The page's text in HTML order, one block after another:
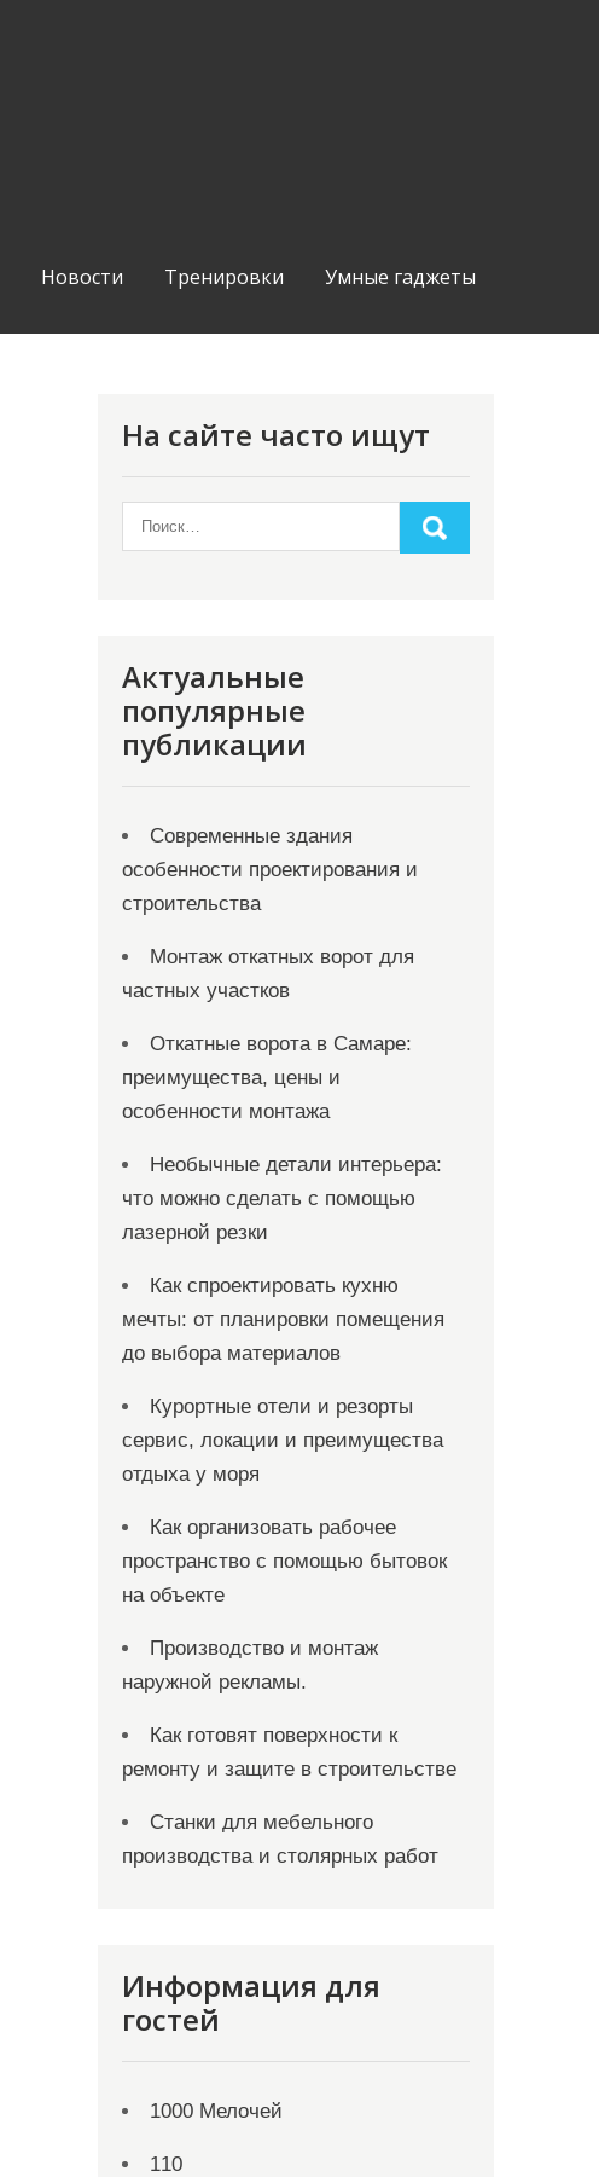
Новости Тренировки Умные гаджеты
На сайте часто ищут
Актуальные
популярные
публикации
Современные здания
особенности проектирования и
строительства
Монтаж откатных ворот для
частных участков
Откатные ворота в Самаре:
преимущества, цены и
особенности монтажа
Необычные детали интерьера:
что можно сделать с помощью
лазерной резки
Как спроектировать кухню
мечты: от планировки помещения
до выбора материалов
Курортные отели и резорты
сервис, локации и преимущества
отдыха у моря
Как организовать рабочее
пространство с помощью бытовок
на объекте
Производство и монтаж
наружной рекламы.
Как готовят поверхности к
ремонту и защите в строительстве
Станки для мебельного
производства и столярных работ
Информация для
гостей
1000 Мелочей
110